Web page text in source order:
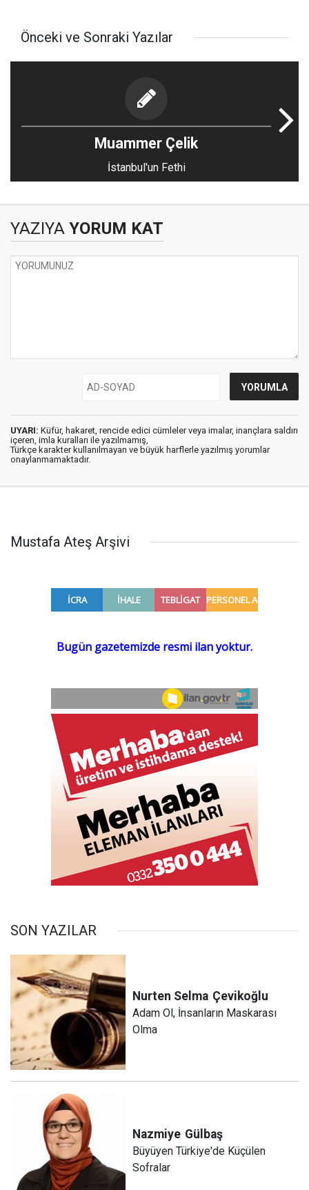
Önceki ve Sonraki Yazılar
Muammer Çelik
İstanbul'un Fethi
YAZIYA YORUM KAT
UYARI: Küfür, hakaret, rencide edici cümleler veya imalar, inançlara saldırı
içeren, imla kuralları ile yazılmamış,
Türkçe karakter kullanılmayan ve büyük harflerle yazılmış yorumlar
onaylanmamaktadır.
Mustafa Ateş Arşivi
SON YAZILAR
Nurten Selma Çevikoğlu
Adam Ol, İnsanların Maskarası
Olma
Nazmiye Gülbaş
Büyüyen Türkiye'de Küçülen
Sofralar